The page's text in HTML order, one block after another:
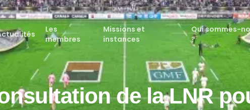
Les
membres
Missions et
instances
Qui sommes-
?
de la LNR